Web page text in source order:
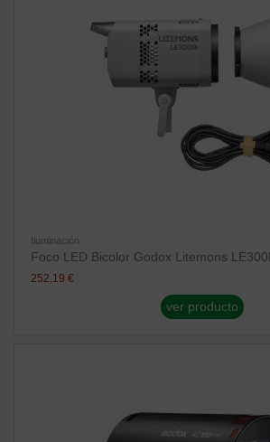
Iluminación
Foco LED Bicolor Godox Litemons
252,19 €
ver producto